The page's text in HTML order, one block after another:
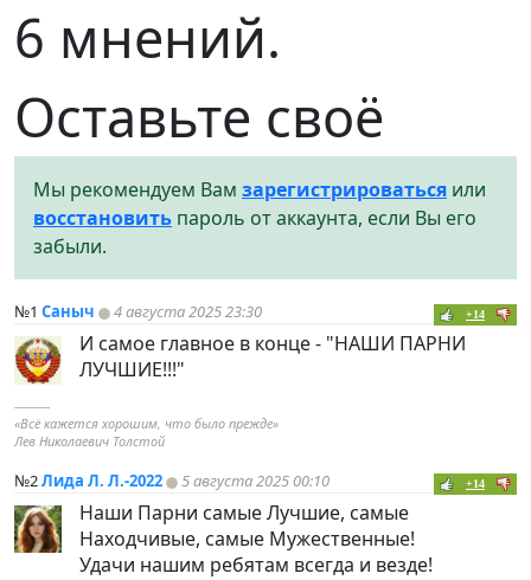
6 мнений.
Оставьте своё
Мы рекомендуем Вам зарегистрироваться или
восстановить пароль от аккаунта, если Вы его
забыли.
№1 Саныч 4 августа 2025 23:30 +14
И самое главное в конце - "НАШИ ПАРНИ
ЛУЧШИЕ!!!"
----------
«Всё кажется хорошим, что было прежде»
Лев Николаевич Толстой
№2Лида Л. Л.-2022 5 августа 2025 00:10 +14
Наши Парни самые Лучшие, самые
Находчивые, самые Мужественные!
Удачи нашим ребятам всегда и везде!